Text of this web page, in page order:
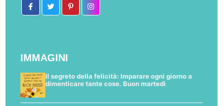
IMMAGINI
Il segreto della felicità: Imparare ogni giorno a
dimenticare tante cose. Buon martedì